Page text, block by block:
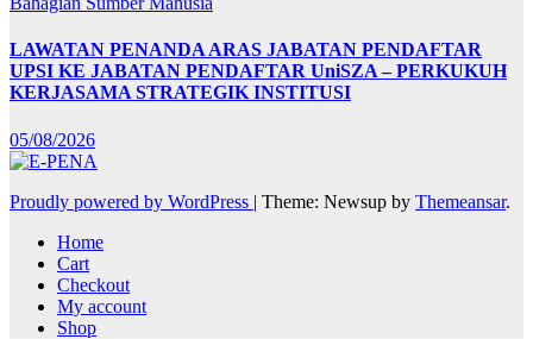
LAWATAN PENANDA ARAS JABATAN PENDAFTAR
UPSI KE JABATAN PENDAFTAR UniSZA – PERKUKUH
KERJASAMA STRATEGIK INSTITUSI
05/08/2026
Proudly powered by WordPress | Theme: Newsup by Themeansar.
Home
Cart
Checkout
My account
Shop